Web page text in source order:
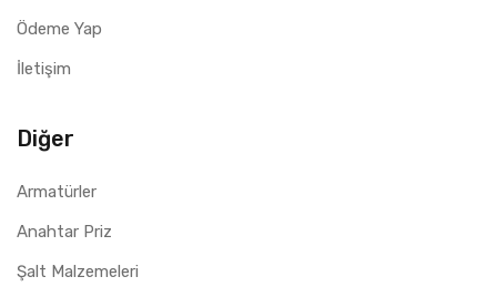
Ödeme Yap
İletişim
Diğer
Armatürler
Anahtar Priz
Şalt Malzemeleri